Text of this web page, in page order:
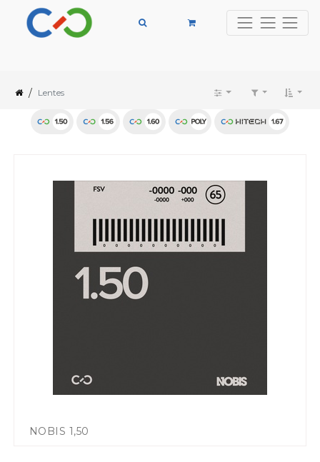
/ Lentes
NOBIS 1,50